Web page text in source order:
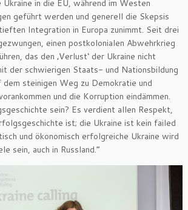
in die EU, während im Westen
geführt werden und generell die Skepsis
Integration in Europa zunimmt. Seit drei
einen postkolonialen Abwehrkrieg
das den ‚Verlust‘ der Ukraine nicht
der schwierigen Staats- und Nationsbildung
dem steinigen Weg zu Demokratie und
und die Korruption eindämmen.
sein? Es verdient allen Respekt,
ist; die Ukraine ist kein failed
und ökonomisch erfolgreiche Ukraine wird
sein, auch in Russland.“